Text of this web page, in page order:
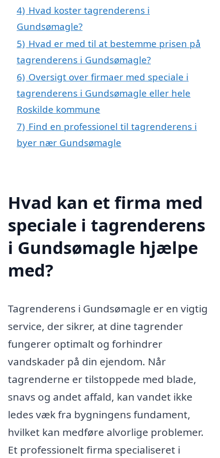
4) Hvad koster tagrenderens i
Gundsømagle?
5) Hvad er med til at bestemme prisen på
tagrenderens i Gundsømagle?
6) Oversigt over firmaer med speciale i
tagrenderens i Gundsømagle eller hele
Roskilde kommune
7) Find en professionel til tagrenderens i
byer nær Gundsømagle
Hvad kan et firma med
speciale i tagrenderens
i Gundsømagle hjælpe
med?
Tagrenderens i Gundsømagle er en vigtig
service, der sikrer, at dine tagrender
fungerer optimalt og forhindrer
vandskader på din ejendom. Når
tagrenderne er tilstoppede med blade,
snavs og andet affald, kan vandet ikke
ledes væk fra bygningens fundament,
hvilket kan medføre alvorlige problemer.
Et professionelt firma specialiseret i